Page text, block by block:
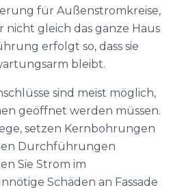
für Außenstromkreise,
nicht gleich das ganze Haus
erfolgt so, dass sie
bleibt.
sind meist möglich,
geöffnet werden müssen.
setzen Kernbohrungen
Durchführungen
Sie Strom im
Schäden an Fassade